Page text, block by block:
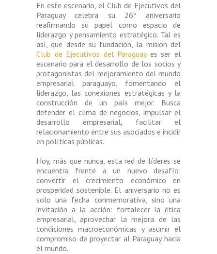
En este escenario, el Club de Ejecutivos del
Paraguay celebra su 26º aniversario
reafirmando su papel como espacio de
liderazgo y pensamiento estratégico. Tal es
así, que desde su fundación, la misión del
Club de Ejecutivos del Paraguayes ser el
escenario para el desarrollo de los socios y
protagonistas del mejoramiento del mundo
empresarial paraguayo, fomentando el
liderazgo, las conexiones estratégicas y la
construcción de un país mejor. Busca
defender el clima de negocios, impulsar el
desarrollo empresarial, facilitar el
relacionamiento entre sus asociados e incidir
en políticas públicas.
Hoy, más que nunca, esta red de líderes se
encuentra frente a un nuevo desafío:
convertir el crecimiento económico en
prosperidad sostenible. El aniversario no es
solo una fecha conmemorativa, sino una
invitación a la acción: fortalecer la ética
empresarial, aprovechar la mejora de las
condiciones macroeconómicas y asumir el
compromiso de proyectar al Paraguay hacia
el mundo.